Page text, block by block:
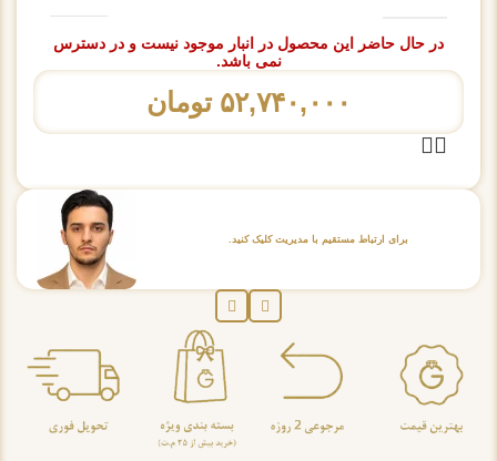
در حال حاضر این محصول در انبار موجود نیست و در دسترس
نمی باشد.
۵۲,۷۴۰,۰۰۰ تومان
برای ارتباط مستقیم با مدیریت کلیک کنید.